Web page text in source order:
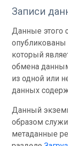
Записи
Данные этого
опубликованы
который
обмена
из одной или
данных
Данный
образом
метаданные